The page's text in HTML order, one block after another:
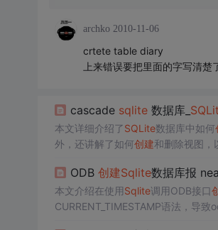
archko 2010-11-06
crtete table diary
上来错误要把里面的字写清楚
cascade sqlite数据库_
本文详细介绍了SQLite数据库中如何
外，还讲解了如何创建和删除视图，
ODB 创建Sqlite数据库报
本文介绍在使用Sqlite调用ODB接口
CURRENT_TIMESTAMP语法，导致